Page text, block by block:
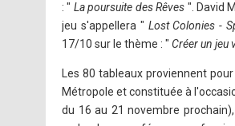
: " La poursuite des Rêves ". David
jeu s'appellera " Lost Colonies -
17/10 sur le thème : " Créer un jeu
Les 80 tableaux proviennent
Métropole et constituée à
du 16 au 21 novembre